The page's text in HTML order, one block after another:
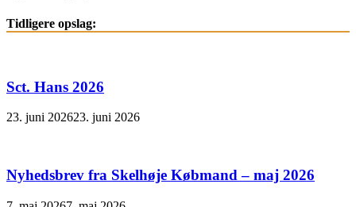
Tidligere opslag:
Sct. Hans 2026
23. juni 202623. juni 2026
Nyhedsbrev fra Skelhøje Købmand – maj 2026